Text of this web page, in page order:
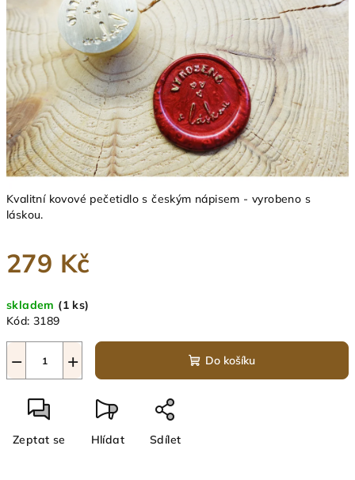
Kvalitní kovové pečetidlo s českým nápisem - vyrobeno s
láskou.
279 Kč
cena:
skladem (1 ks)
Kód: 3189
+
− Do košíku
Zeptat se Hlídat Sdílet
5
hvězdiček.